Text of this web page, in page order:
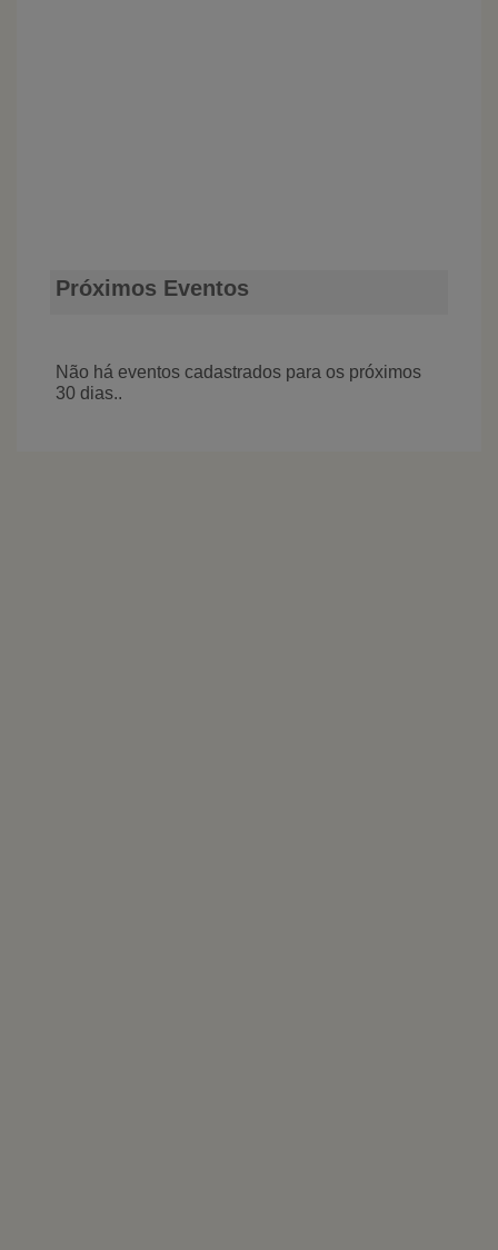
Próximos Eventos
Não há eventos cadastrados para os próximos
30 dias..